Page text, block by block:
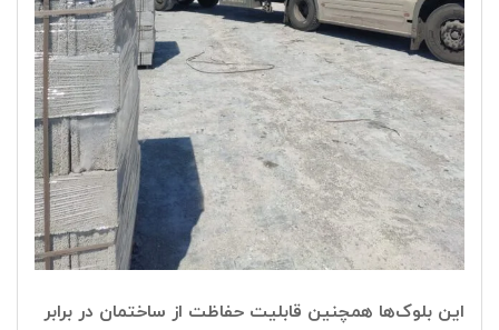
این بلوک‌ها همچنین قابلیت حفاظت از ساختمان در برابر